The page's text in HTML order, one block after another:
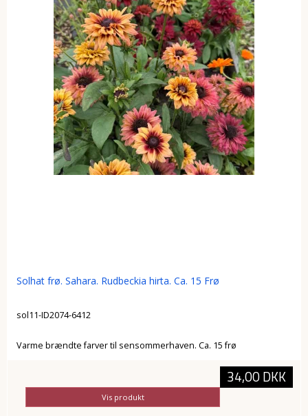
Solhat frø. Sahara. Rudbeckia hirta. Ca. 15 Frø
sol11-ID2074-6412
Varme brændte farver til sensommerhaven. Ca. 15 frø
34,00 DKK
Vis produkt